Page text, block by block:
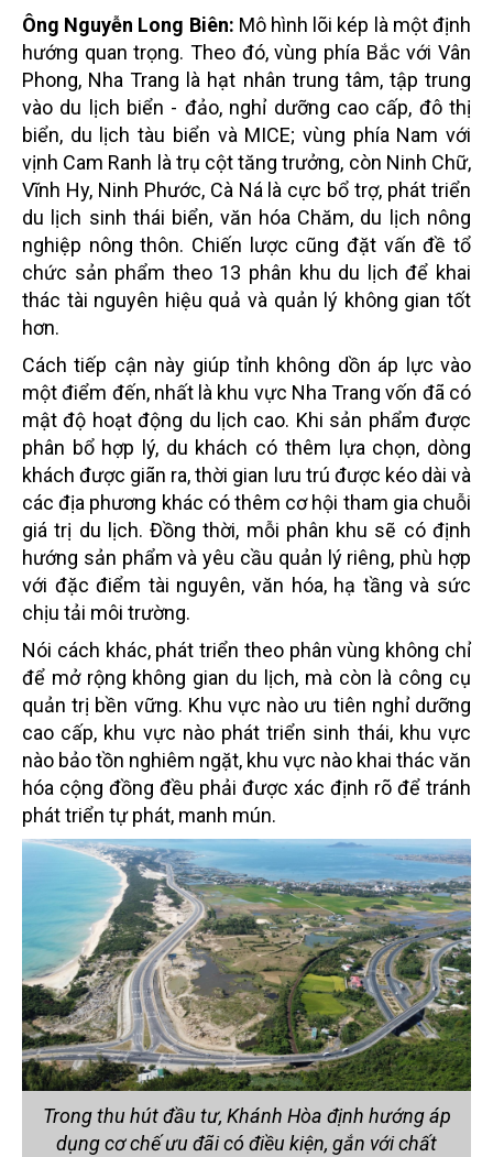
Ông Nguyễn Long Biên: Mô hình lõi kép là một định
hướng quan trọng. Theo đó, vùng phía Bắc với Vân
Phong, Nha Trang là hạt nhân trung tâm, tập trung
vào du lịch biển - đảo, nghỉ dưỡng cao cấp, đô thị
biển, du lịch tàu biển và MICE; vùng phía Nam với
vịnh Cam Ranh là trụ cột tăng trưởng, còn Ninh Chữ,
Vĩnh Hy, Ninh Phước, Cà Ná là cực bổ trợ, phát triển
du lịch sinh thái biển, văn hóa Chăm, du lịch nông
nghiệp nông thôn. Chiến lược cũng đặt vấn đề tổ
chức sản phẩm theo 13 phân khu du lịch để khai
thác tài nguyên hiệu quả và quản lý không gian tốt
hơn.
Cách tiếp cận này giúp tỉnh không dồn áp lực vào
một điểm đến, nhất là khu vực Nha Trang vốn đã có
mật độ hoạt động du lịch cao. Khi sản phẩm được
phân bổ hợp lý, du khách có thêm lựa chọn, dòng
khách được giãn ra, thời gian lưu trú được kéo dài và
các địa phương khác có thêm cơ hội tham gia chuỗi
giá trị du lịch. Đồng thời, mỗi phân khu sẽ có định
hướng sản phẩm và yêu cầu quản lý riêng, phù hợp
với đặc điểm tài nguyên, văn hóa, hạ tầng và sức
chịu tải môi trường.
Nói cách khác, phát triển theo phân vùng không chỉ
để mở rộng không gian du lịch, mà còn là công cụ
quản trị bền vững. Khu vực nào ưu tiên nghỉ dưỡng
cao cấp, khu vực nào phát triển sinh thái, khu vực
nào bảo tồn nghiêm ngặt, khu vực nào khai thác văn
hóa cộng đồng đều phải được xác định rõ để tránh
phát triển tự phát, manh mún.
Trong thu hút đầu tư, Khánh Hòa định hướng áp
dụng cơ chế ưu đãi có điều kiện, gắn với chất